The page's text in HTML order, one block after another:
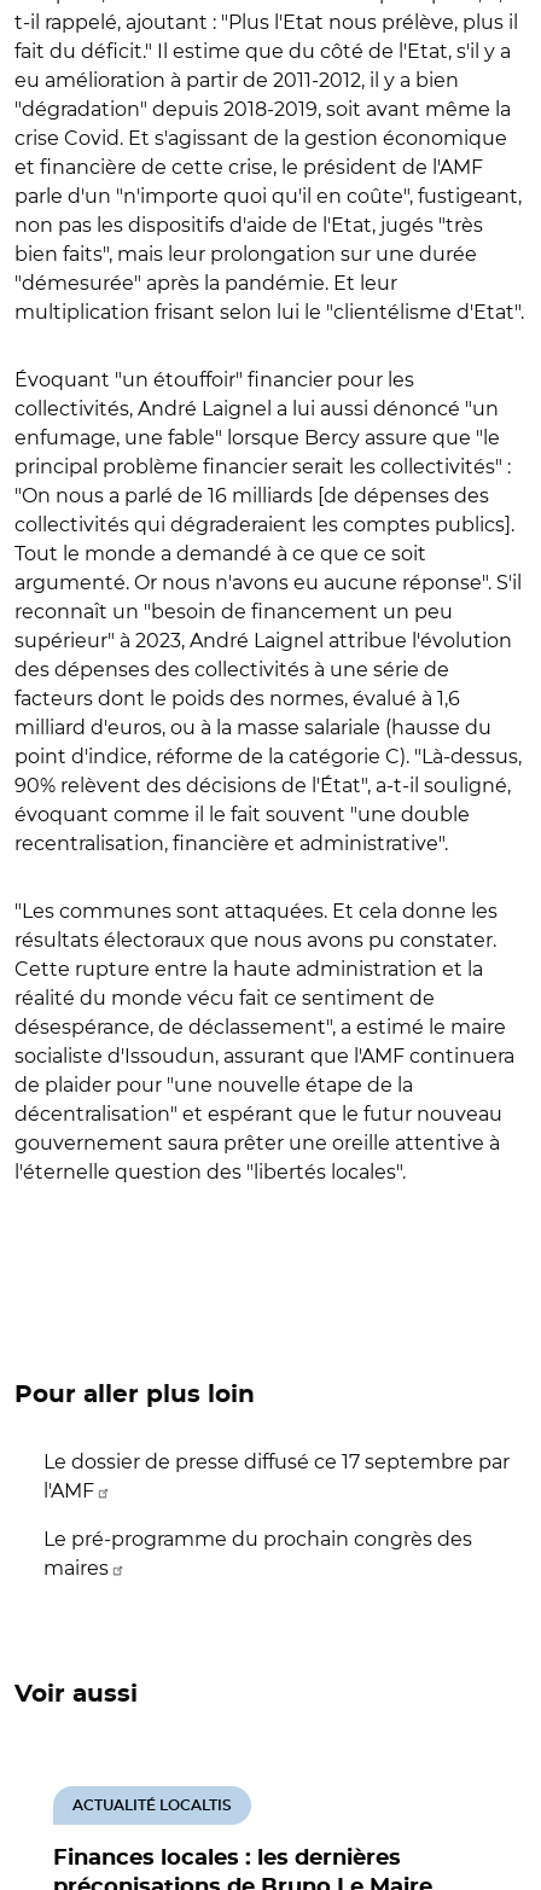
t-il rappelé, ajoutant : "Plus l'Etat nous prélève, plus il
fait du déficit." Il estime que du côté de l'Etat, s'il y a
eu amélioration à partir de 2011-2012, il y a bien
"dégradation" depuis 2018-2019, soit avant même la
crise Covid. Et s'agissant de la gestion économique
et financière de cette crise, le président de l'AMF
parle d'un "n'importe quoi qu'il en coûte", fustigeant,
non pas les dispositifs d'aide de l'Etat, jugés "très
bien faits", mais leur prolongation sur une durée
"démesurée" après la pandémie. Et leur
multiplication frisant selon lui le "clientélisme d'Etat".
Évoquant "un étouffoir" financier pour les
collectivités, André Laignel a lui aussi dénoncé "un
enfumage, une fable" lorsque Bercy assure que "le
principal problème financier serait les collectivités" :
"On nous a parlé de 16 milliards [de dépenses des
collectivités qui dégraderaient les comptes publics].
Tout le monde a demandé à ce que ce soit
argumenté. Or nous n'avons eu aucune réponse". S'il
reconnaît un "besoin de financement un peu
supérieur" à 2023, André Laignel attribue l'évolution
des dépenses des collectivités à une série de
facteurs dont le poids des normes, évalué à 1,6
milliard d'euros, ou à la masse salariale (hausse du
point d'indice, réforme de la catégorie C). "Là-dessus,
90% relèvent des décisions de l'État", a-t-il souligné,
évoquant comme il le fait souvent "une double
recentralisation, financière et administrative".
"Les communes sont attaquées. Et cela donne les
résultats électoraux que nous avons pu constater.
Cette rupture entre la haute administration et la
réalité du monde vécu fait ce sentiment de
désespérance, de déclassement", a estimé le maire
socialiste d'Issoudun, assurant que l'AMF continuera
de plaider pour "une nouvelle étape de la
décentralisation" et espérant que le futur nouveau
gouvernement saura prêter une oreille attentive à
l'éternelle question des "libertés locales".
Pour aller plus loin
Le dossier de presse diffusé ce 17 septembre par
l'AMF
Le pré-programme du prochain congrès des
maires
Voir aussi
Finances locales : les dernières
ACTUALITÉ LOCALTIS